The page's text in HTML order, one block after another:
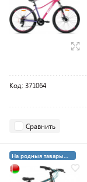
Код: 371064
Сравнить
На родныя тавары
4%